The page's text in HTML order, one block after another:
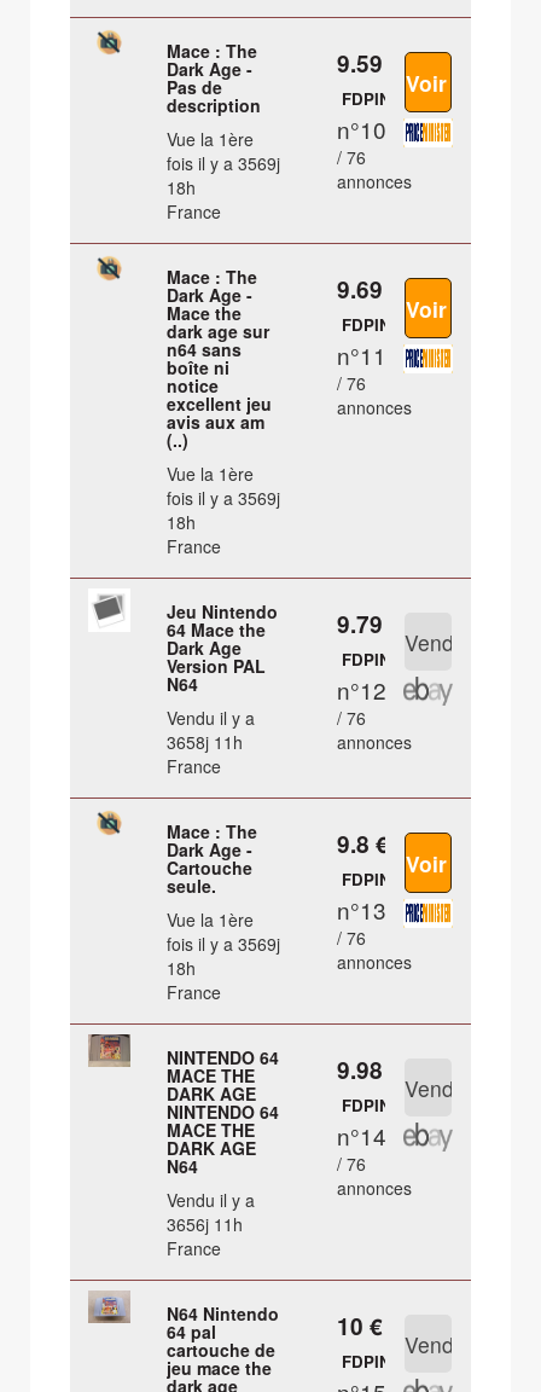
Mace : The
Dark Age -
Pas de
description
Vue la 1ère
fois il y a 3569j
18h
France
9.59 €
FDPIN
n°10
/ 76
annonces
Mace : The
Dark Age -
Mace the
dark age sur
n64 sans
boîte ni
notice
excellent jeu
avis aux am
(..)
Vue la 1ère
fois il y a 3569j
18h
France
9.69 €
FDPIN
n°11
/ 76
annonces
Jeu Nintendo
64 Mace the
Dark Age
Version PAL
N64
Vendu il y a
3658j 11h
France
9.79 €
FDPIN
n°12
/ 76
annonces
Mace : The
Dark Age -
Cartouche
seule.
Vue la 1ère
fois il y a 3569j
18h
France
9.8 €
FDPIN
n°13
/ 76
annonces
NINTENDO 64
MACE THE
DARK AGE
NINTENDO 64
MACE THE
DARK AGE
N64
Vendu il y a
3656j 11h
France
9.98 €
FDPIN
n°14
/ 76
annonces
N64 Nintendo
64 pal
cartouche de
jeu mace the
dark age
10 €
FDPIN